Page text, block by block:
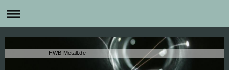
HWB-Metall.de